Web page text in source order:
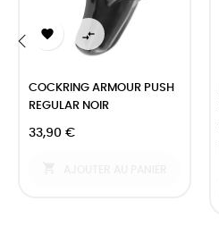
 
COCKRING ARMOUR PUSH
REGULAR NOIR
33,90 €